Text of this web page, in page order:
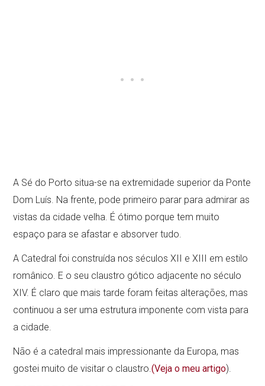
A Sé do Porto situa-se na extremidade superior da Ponte
Dom Luís. Na frente, pode primeiro parar para admirar as
vistas da cidade velha. É ótimo porque tem muito
espaço para se afastar e absorver tudo.
A Catedral foi construída nos séculos XII e XIII em estilo
românico. E o seu claustro gótico adjacente no século
XIV. É claro que mais tarde foram feitas alterações, mas
continuou a ser uma estrutura imponente com vista para
a cidade.
Não é a catedral mais impressionante da Europa, mas
gostei muito de visitar o claustro.(Veja o meu artigo).